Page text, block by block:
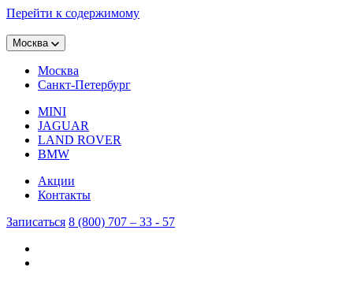
Перейти к содержимому
Москва
Москва
Санкт-Петербург
MINI
JAGUAR
LAND ROVER
BMW
Акции
Контакты
Записаться 8 (800) 707 – 33 - 57